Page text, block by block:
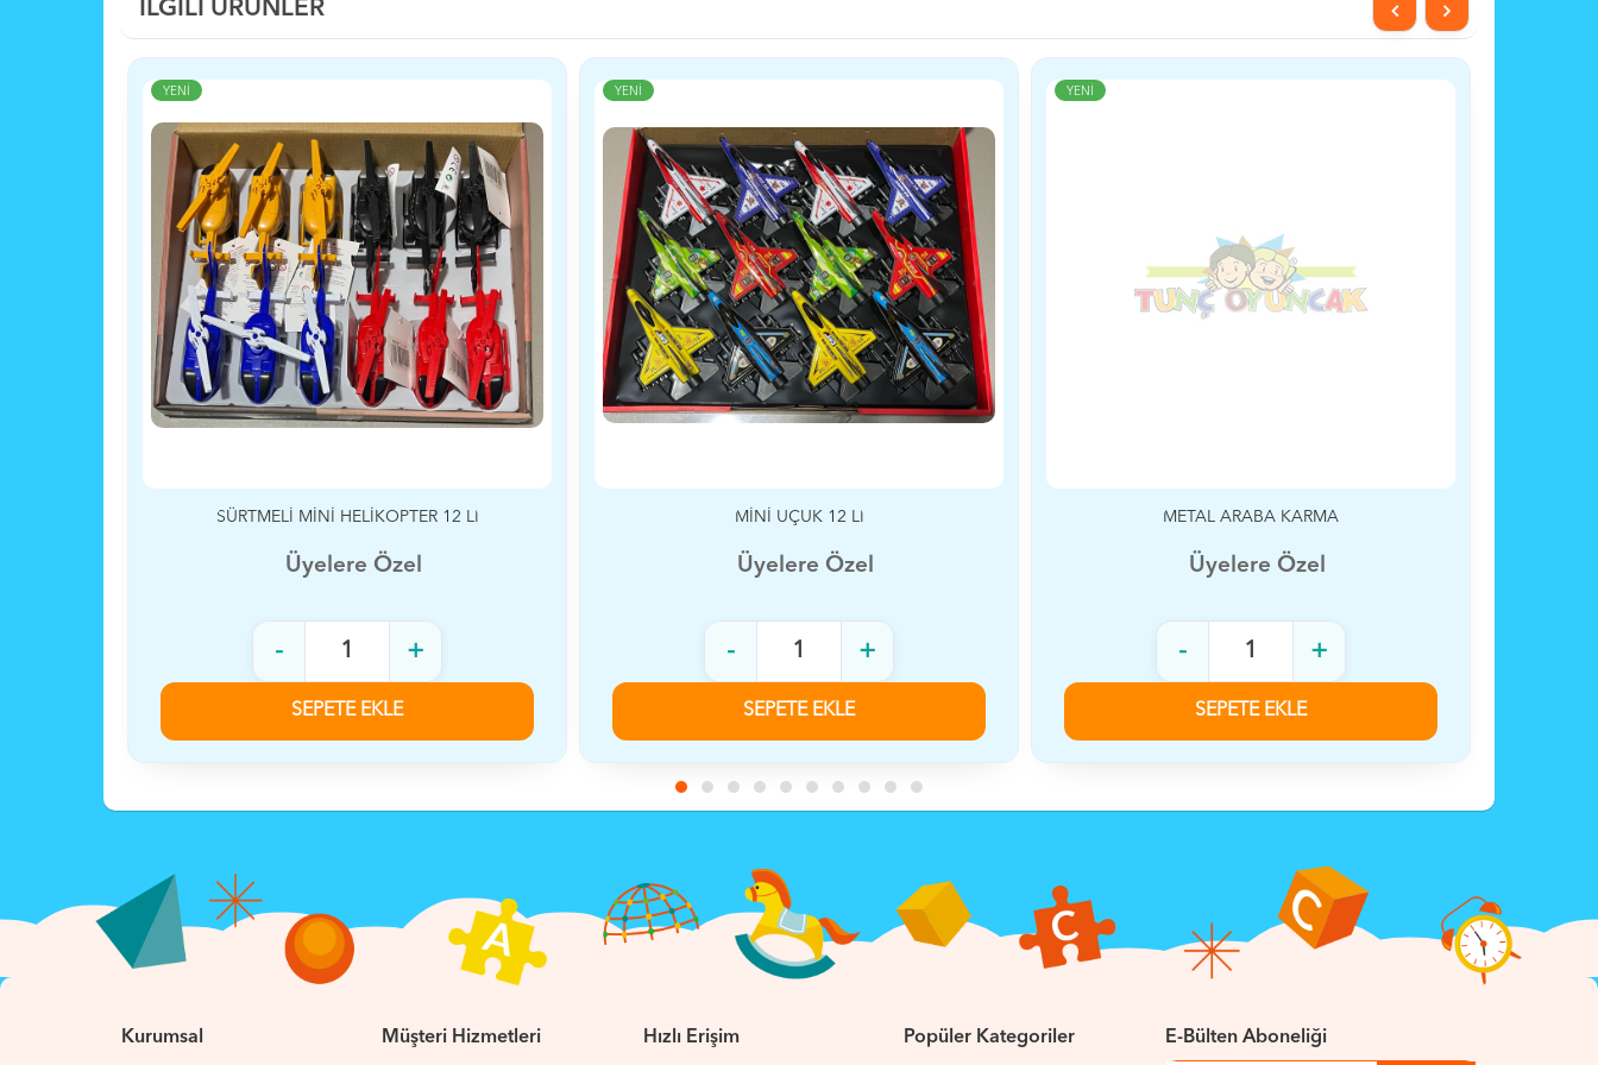
İLGİLİ ÜRÜNLER
YENİ
SÜRTMELİ MİNİ HELİKOPTER 12 Lİ
Üyelere Özel
- +
SEPETE EKLE
YENİ
MİNİ UÇUK 12 Lİ
Üyelere Özel
- +
SEPETE EKLE
YENİ
METAL ARABA KARMA
Üyelere Özel
- +
SEPETE EKLE
Kurumsal Müşteri Hizmetleri Hızlı Erişim Popüler Kategoriler E-Bülten Aboneliği